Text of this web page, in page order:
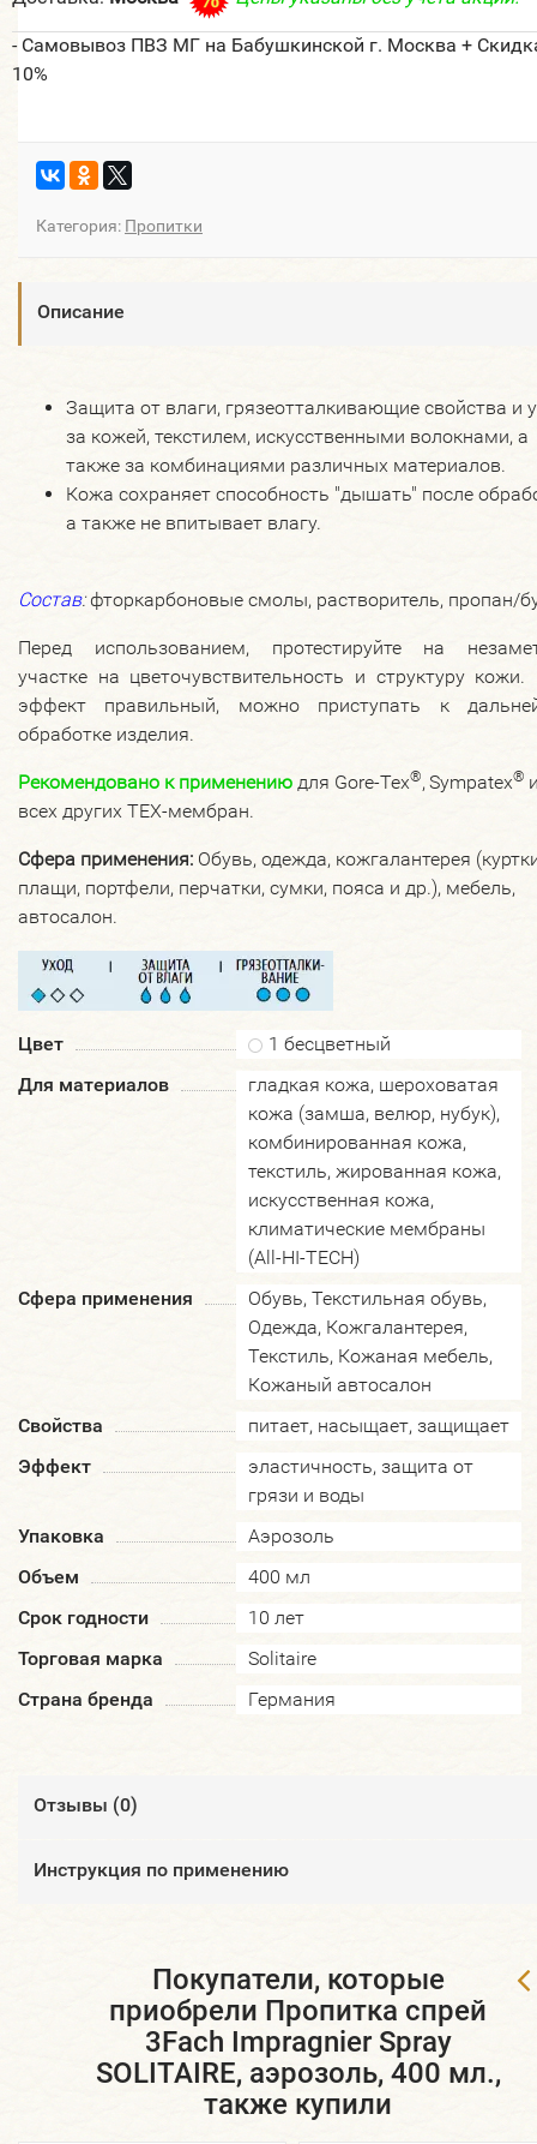
- Самовывоз ПВЗ МГ на Бабушкинской г. Москва +
10%
Категория: Пропитки
Описание
Защита от влаги, грязеотталкивающие свойства и
за кожей, текстилем, искусственными волокнами, а
также за комбинациями различных материалов.
Кожа сохраняет способность "дышать" после
а также не впитывает влагу.
Состав:фторкарбоновые смолы, растворитель, пропан/
Перед использованием, протестируйте на
участке на цветочувствительность и структуру кожи.
эффект правильный, можно приступать к
обработке изделия.
Рекомендовано к применению для Gore-Tex®, Sympatex®
всех других TEX-мембран.
Сфера применения: Обувь, одежда, кожгалантерея
плащи, портфели, перчатки, сумки, пояса и др.), мебель,
автосалон.
Цвет
1 бесцветный
Для материалов
гладкая кожа, шероховатая
кожа (замша, велюр, нубук),
комбинированная кожа,
текстиль, жированная кожа,
искусственная кожа,
климатические мембраны
(All-HI-TECH)
Сфера применения
Обувь, Текстильная обувь,
Одежда, Кожгалантерея,
Текстиль, Кожаная мебель,
Кожаный автосалон
Свойства
питает, насыщает, защищает
Эффект
эластичность, защита от
грязи и воды
Упаковка
Аэрозоль
Объем
400 мл
Срок годности
10 лет
Торговая марка
Solitaire
Страна бренда
Германия
Отзывы (0)
​Инструкция по применению
Покупатели, которые
приобрели Пропитка спрей
3Fach Impragnier Spray
SOLITAIRE, аэрозоль, 400 мл.,
также купили